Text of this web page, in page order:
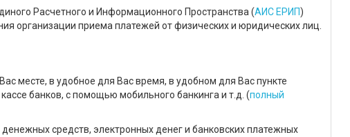
Расчетного и Информационного Пространства (АИС ЕРИП)
организации приема платежей от физических и юридических лиц.
месте, в удобное для Вас время, в удобном для Вас пункте
банков, с помощью мобильного банкинга и т.д. (полный
средств, электронных денег и банковских платежных